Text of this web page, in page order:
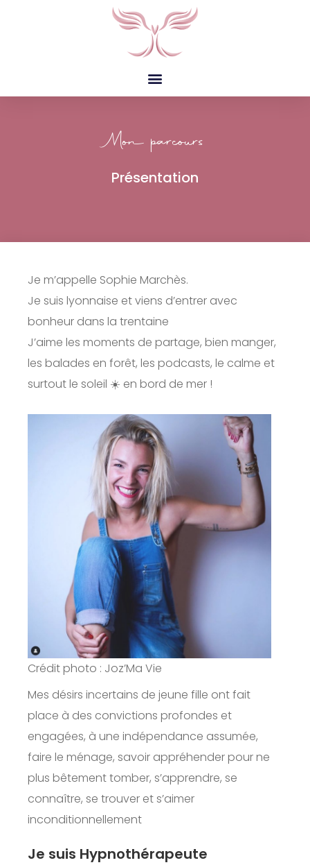
Mon parcours
Présentation
Je m’appelle Sophie Marchès.
Je suis lyonnaise et viens d’entrer avec
bonheur dans la trentaine
J’aime les moments de partage, bien manger,
les balades en forêt, les podcasts, le calme et
surtout le soleil ☀️ en bord de mer !
Crédit photo : Joz’Ma Vie
Mes désirs incertains de jeune fille ont fait
place à des convictions profondes et
engagées, à une indépendance assumée,
faire le ménage, savoir appréhender pour ne
plus bêtement tomber, s’apprendre, se
connaître, se trouver et s’aimer
inconditionnellement
Je suis Hypnothérapeute